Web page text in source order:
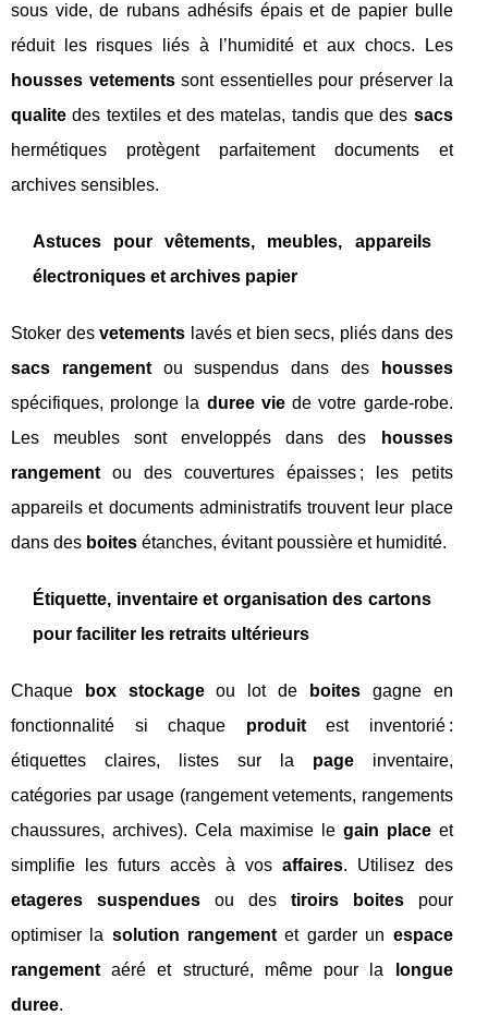
sous vide, de rubans adhésifs épais et de papier bulle
réduit les risques liés à l’humidité et aux chocs. Les
housses vetementssont essentielles pour préserver la
qualite des textiles et des matelas, tandis que des sacs
hermétiques protègent parfaitement documents et
archives sensibles.
Astuces pour vêtements, meubles, appareils
électroniques et archives papier
Stoker desvetements lavés et bien secs, pliés dans des
sacs rangementou suspendus dans des
housses
spécifiques, prolonge la duree viede votre garde-robe.
Les meubles sont enveloppés dans des
housses
rangement ou des couvertures épaisses ; les petits
appareils et documents administratifs trouvent leur place
dans des boites étanches, évitant poussière et humidité.
Étiquette, inventaire et organisation des cartons
pour faciliter les retraits ultérieurs
Chaque box stockageou lot de boitesgagne en
fonctionnalité si chaque produitest inventorié :
étiquettes claires, listes sur la pageinventaire,
catégories par usage (rangement vetements, rangements
chaussures, archives). Cela maximise le gain placeet
simplifie les futurs accès à vos affaires. Utilisez des
etageres suspenduesou des tiroirs boitespour
optimiser la solution rangement et garder un espace
rangement aéré et structuré, même pour la
longue
duree.